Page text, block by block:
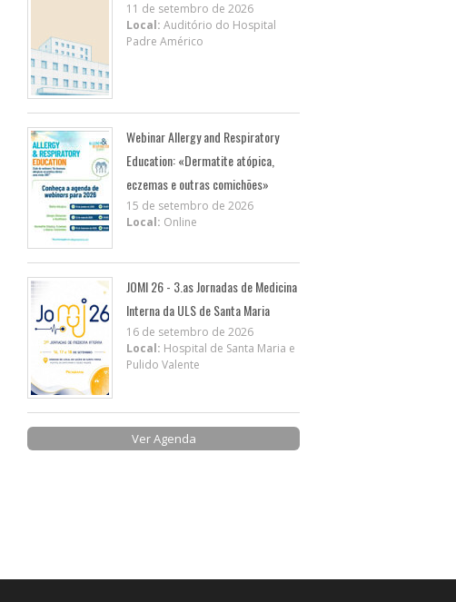
11 de setembro de 2026
Local: Auditório do Hospital
Padre Américo
Webinar Allergy and Respiratory
Education: «Dermatite atópica,
eczemas e outras comichões»
15 de setembro de 2026
Local: Online
JOMI 26 - 3.as Jornadas de Medicina
Interna da ULS de Santa Maria
16 de setembro de 2026
Local: Hospital de Santa Maria e
Pulido Valente
Ver Agenda